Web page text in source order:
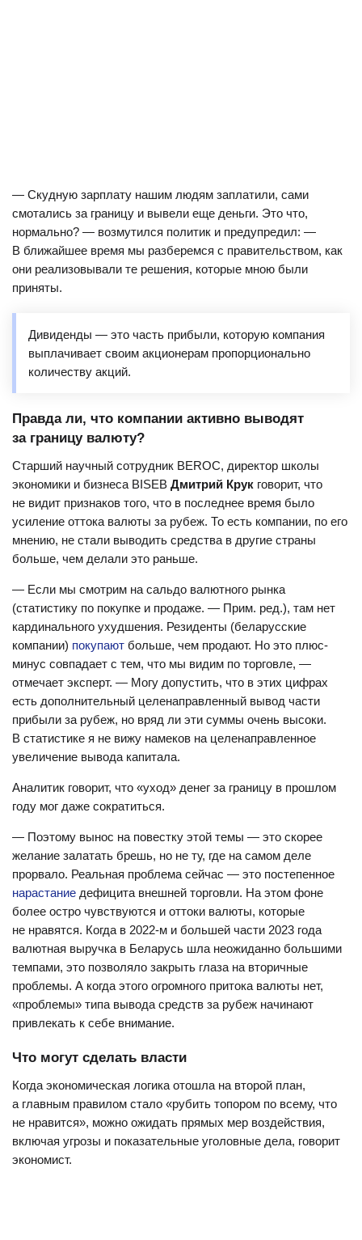
— Скудную зарплату нашим людям заплатили, сами
смотались за границу и вывели еще деньги. Это что,
нормально? — возмутился политик и предупредил: —
В ближайшее время мы разберемся с правительством, как
они реализовывали те решения, которые мною были
приняты.
Дивиденды — это часть прибыли, которую компания
выплачивает своим акционерам пропорционально
количеству акций.
Правда ли, что компании активно выводят
за границу валюту?
Старший научный сотрудник BEROC, директор школы
экономики и бизнеса BISEB Дмитрий Крук говорит, что
не видит признаков того, что в последнее время было
усиление оттока валюты за рубеж. То есть компании, по его
мнению, не стали выводить средства в другие страны
больше, чем делали это раньше.
— Если мы смотрим на сальдо валютного рынка
(статистику по покупке и продаже. — Прим. ред.), там нет
кардинального ухудшения. Резиденты (беларусские
компании) покупают больше, чем продают. Но это плюс-
минус совпадает с тем, что мы видим по торговле, —
отмечает эксперт. — Могу допустить, что в этих цифрах
есть дополнительный целенаправленный вывод части
прибыли за рубеж, но вряд ли эти суммы очень высоки.
В статистике я не вижу намеков на целенаправленное
увеличение вывода капитала.
Аналитик говорит, что «уход» денег за границу в прошлом
году мог даже сократиться.
— Поэтому вынос на повестку этой темы — это скорее
желание залатать брешь, но не ту, где на самом деле
прорвало. Реальная проблема сейчас — это постепенное
нарастание дефицита внешней торговли. На этом фоне
более остро чувствуются и оттоки валюты, которые
не нравятся. Когда в 2022-м и большей части 2023 года
валютная выручка в Беларусь шла неожиданно большими
темпами, это позволяло закрыть глаза на вторичные
проблемы. А когда этого огромного притока валюты нет,
«проблемы» типа вывода средств за рубеж начинают
привлекать к себе внимание.
Что могут сделать власти
Когда экономическая логика отошла на второй план,
а главным правилом стало «рубить топором по всему, что
не нравится», можно ожидать прямых мер воздействия,
включая угрозы и показательные уголовные дела, говорит
экономист.